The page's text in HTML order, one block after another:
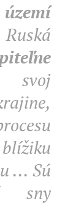
svoj
... Sú
sny